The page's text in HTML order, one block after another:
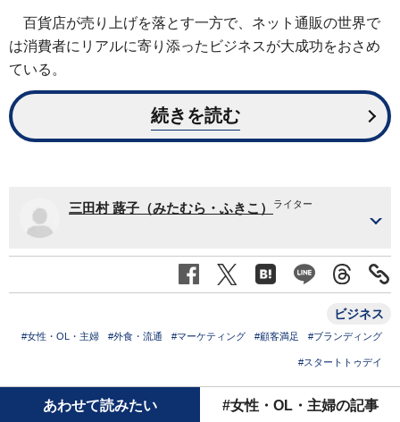
百貨店が売り上げを落とす一方で、ネット通販の世界で
は消費者にリアルに寄り添ったビジネスが大成功をおさめ
ている。
続きを読む
三田村 蕗子（みたむら・ふきこ） ライター
ビジネス
#女性・OL・主婦 #外食・流通 #マーケティング #顧客満足 #ブランディング
#スタートトゥデイ
あわせて読みたい #女性・OL・主婦の記事